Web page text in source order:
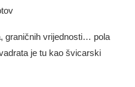
graničnih vrijednosti… pola
je tu kao švicarski